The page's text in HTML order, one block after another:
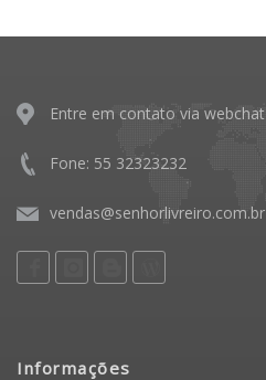
Entre em contato via webchat
Fone: 55 32323232
vendas@senhorlivreiro.com.br
Informações